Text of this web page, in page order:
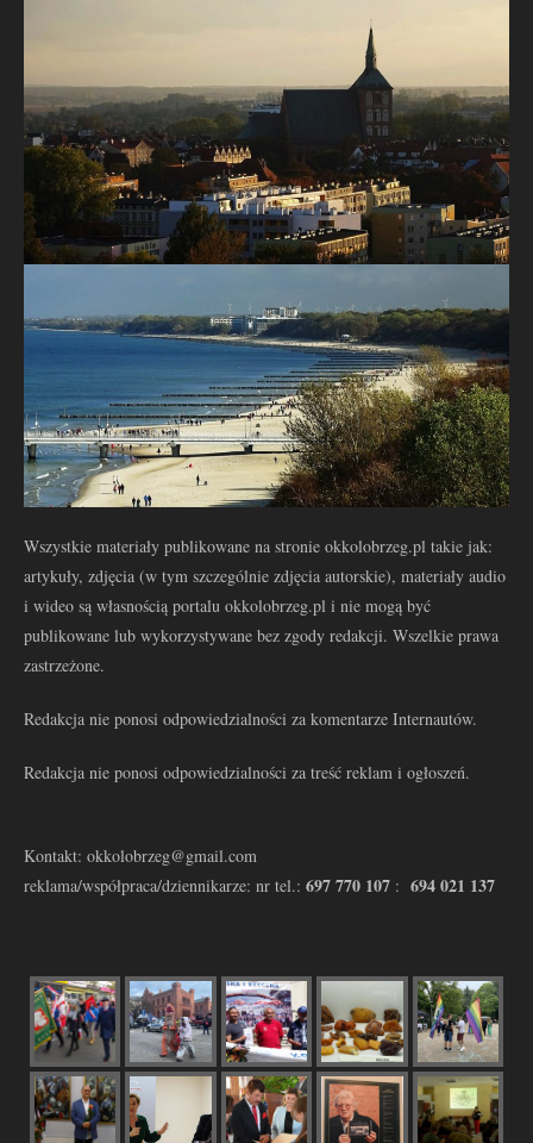
Wszystkie materiały publikowane na stronie okkolobrzeg.pl takie jak:
artykuły, zdjęcia (w tym szczególnie zdjęcia autorskie), materiały audio
i wideo są własnością portalu okkolobrzeg.pl i nie mogą być
publikowane lub wykorzystywane bez zgody redakcji. Wszelkie prawa
zastrzeżone.
Redakcja nie ponosi odpowiedzialności za komentarze Internautów.
Redakcja nie ponosi odpowiedzialności za treść reklam i ogłoszeń.
Kontakt: okkolobrzeg@gmail.com
reklama/współpraca/dziennikarze: nr tel.: 697 770 107 : 694 021 137